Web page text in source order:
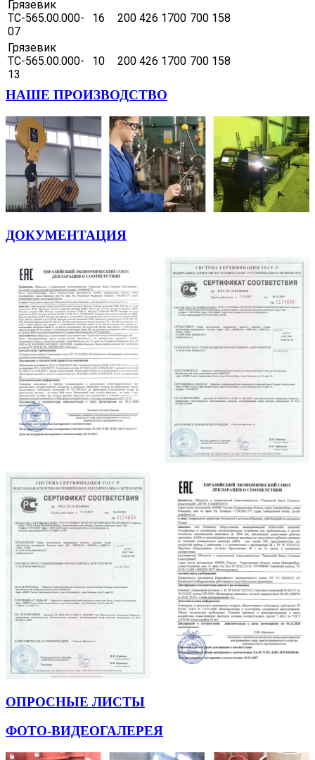
Грязевик
ТС-565.00.000-
07
16 200 426 1700 700 158
Грязевик
ТС-565.00.000-
13
10 200 426 1700 700 158
НАШЕ ПРОИЗВОДСТВО
ДОКУМЕНТАЦИЯ
ОПРОСНЫЕ ЛИСТЫ
ФОТО-ВИДЕОГАЛЕРЕЯ